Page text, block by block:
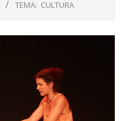
TEMA: CULTURA